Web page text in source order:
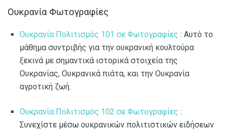
Ουκρανία Φωτογραφίες
Ουκρανία Πολιτισμός 101 σε Φωτογραφίες : Αυτό το
μάθημα συντριβής για την ουκρανική κουλτούρα
ξεκινά με σημαντικά ιστορικά στοιχεία της
Ουκρανίας, Ουκρανικά πιάτα, και την Ουκρανία
αγροτική ζωή.
Ουκρανία Πολιτισμός 102 σε Φωτογραφίες :
Συνεχίστε μέσω ουκρανικών πολιτιστικών ειδήσεων